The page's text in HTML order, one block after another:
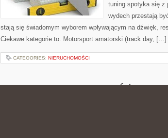
tuning spotyka się z
wydech przestają
stają się świadomym wyborem wpływającym na dźwięk,
Ciekawe kategorie to: Motorsport amatorski (track day, […]
CATEGORIES: NIERUCHOMOŚCI